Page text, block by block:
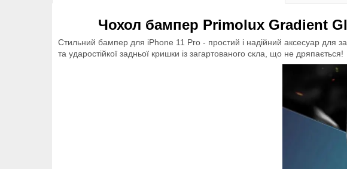
Чохол бампер Primolux Gradient
Стильний бампер для iPhone 11 Pro - простий і надійний аксесуар для
та ударостійкої задньої кришки із загартованого скла, що не дряпається!